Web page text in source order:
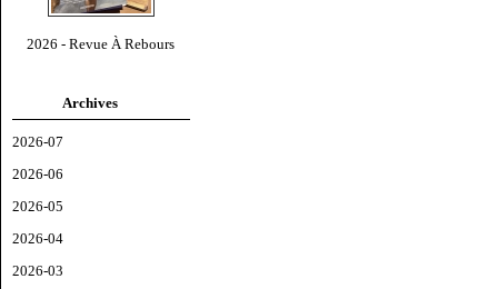
2026 - Revue À Rebours
Archives
2026-07
2026-06
2026-05
2026-04
2026-03